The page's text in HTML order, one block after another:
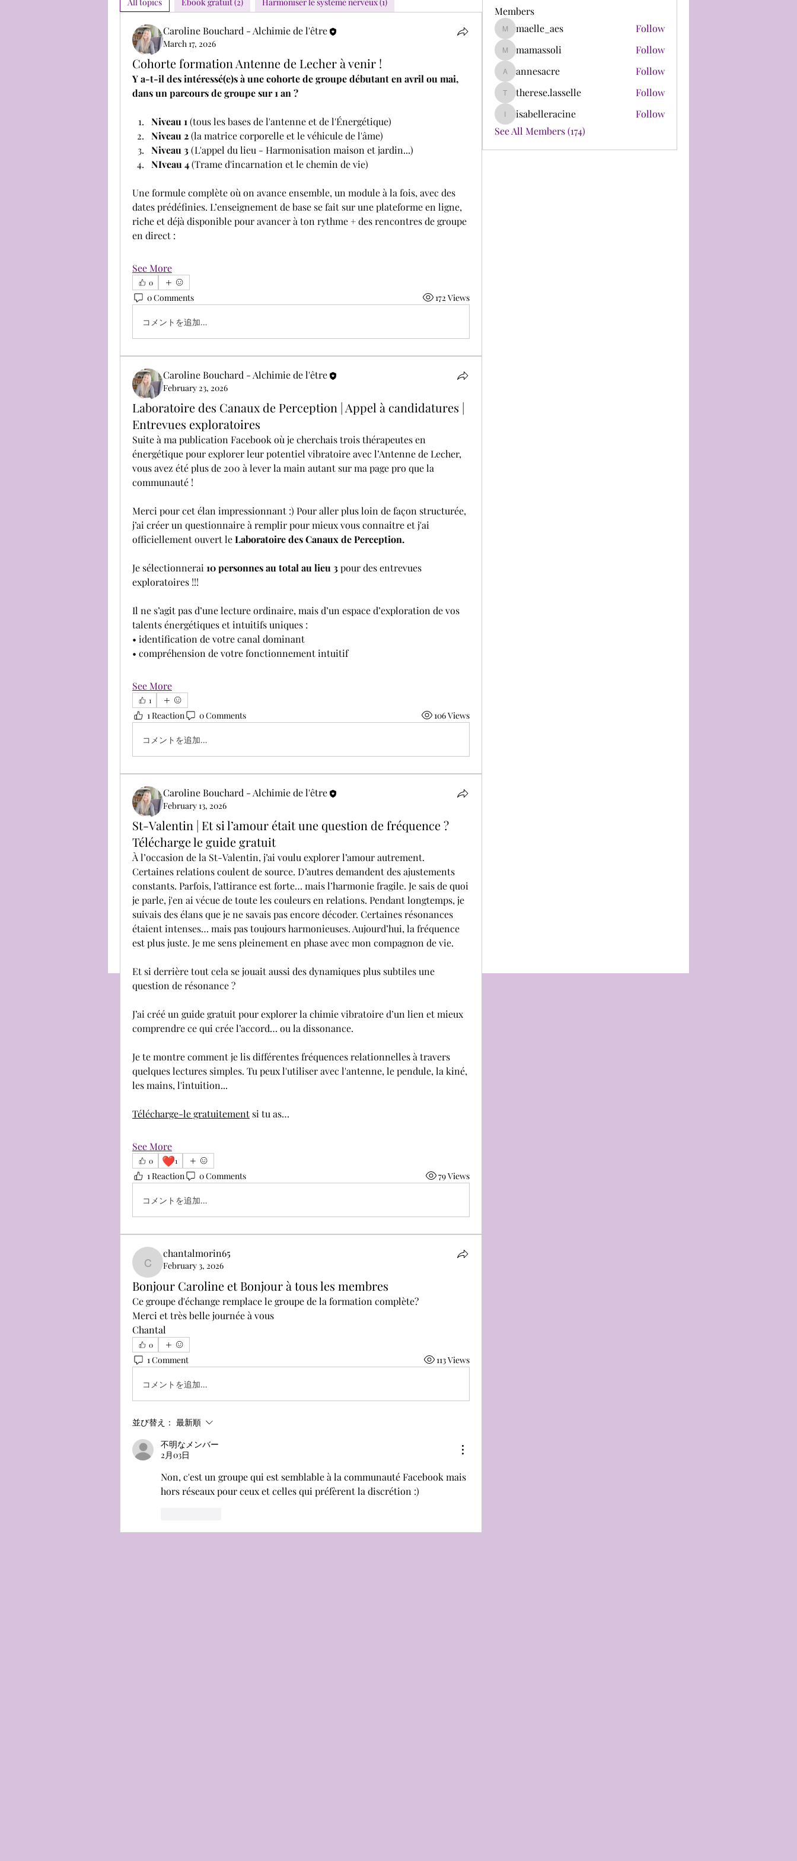
Caroline Bouchard - Alchimie de l'être
March 17, 2026
Cohorte formation Antenne de Lecher à venir !
Y a-t-il des intéressé(e)s à une cohorte de groupe débutant en avril ou mai,
dans un parcours de groupe sur 1 an ?
Niveau 1 (tous les bases de l'antenne et de l'Énergétique)
Niveau 2 (la matrice corporelle et le véhicule de l'âme)
Niveau 3 (L'appel du lieu - Harmonisation maison et jardin...)
NIveau 4 (Trame d'incarnation et le chemin de vie)
Une formule complète où on avance ensemble, un module à la fois, avec des
dates prédéfinies. L’enseignement de base se fait sur une plateforme en ligne,
riche et déjà disponible pour avancer à ton rythme + des rencontres de groupe
en direct :
See More
0
0 Comments 172 Views
コメントを追加…
Caroline Bouchard - Alchimie de l'être
February 23, 2026
Laboratoire des Canaux de Perception | Appel à candidatures |
Entrevues exploratoires
Suite à ma publication Facebook où je cherchais trois thérapeutes en
énergétique pour explorer leur potentiel vibratoire avec l’Antenne de Lecher,
vous avez été plus de 200 à lever la main autant sur ma page pro que la
communauté !
Merci pour cet élan impressionnant :) Pour aller plus loin de façon structurée,
j’ai créer un questionnaire à remplir pour mieux vous connaitre et j'ai
officiellement ouvert le Laboratoire des Canaux de Perception.
Je sélectionnerai 10 personnes au total au lieu 3 pour des entrevues
exploratoires !!!
Il ne s’agit pas d’une lecture ordinaire, mais d’un espace d’exploration de vos
talents énergétiques et intuitifs uniques :
• identification de votre canal dominant
• compréhension de votre fonctionnement intuitif
See More
1
1 Reaction 0 Comments 106 Views
コメントを追加…
Caroline Bouchard - Alchimie de l'être
February 13, 2026
St-Valentin | Et si l’amour était une question de fréquence ?
Télécharge le guide gratuit
À l’occasion de la St-Valentin, j’ai voulu explorer l’amour autrement.
Certaines relations coulent de source. D’autres demandent des ajustements
constants. Parfois, l’attirance est forte… mais l’harmonie fragile. Je sais de quoi
je parle, j'en ai vécue de toute les couleurs en relations. Pendant longtemps, je
suivais des élans que je ne savais pas encore décoder. Certaines résonances
étaient intenses… mais pas toujours harmonieuses. Aujourd’hui, la fréquence
est plus juste. Je me sens pleinement en phase avec mon compagnon de vie.
Et si derrière tout cela se jouait aussi des dynamiques plus subtiles une
question de résonance ?
J’ai créé un guide gratuit pour explorer la chimie vibratoire d’un lien et mieux
comprendre ce qui crée l’accord… ou la dissonance.
Je te montre comment je lis différentes fréquences relationnelles à travers
quelques lectures simples. Tu peux l'utiliser avec l'antenne, le pendule, la kiné,
les mains, l'intuition...
Télécharge-le gratuitement si tu as…
See More
0 ❤️1
1 Reaction 0 Comments 79 Views
コメントを追加…
chantalmorin65
chantalmorin65
February 3, 2026
Bonjour Caroline et Bonjour à tous les membres
Ce groupe d'échange remplace le groupe de la formation complète?
Merci et très belle journée à vous
Chantal
0
1 Comment 113 Views
コメントを追加…
並び替え： 最新順
不明なメンバー
2月03日
Non, c'est un groupe qui est semblable à la communauté Facebook mais
hors réseaux pour ceux et celles qui préfèrent la discrétion :)
Members
maelle_aes
maelle_aes Follow
mamassoli
mamassoli Follow
annesacre
annesacre Follow
therese.lasselle
therese.lasselle Follow
isabelleracine
isabelleracine
Follow
See All Members (174)